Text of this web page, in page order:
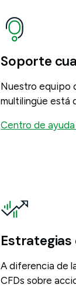
Soporte
Nuestro equipo
multilingüe está
Centro de
A diferencia de
CFDs sobre